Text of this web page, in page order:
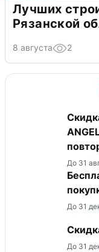
Лучших
Рязанской
8 августа 2
До 31
До 31
До 31